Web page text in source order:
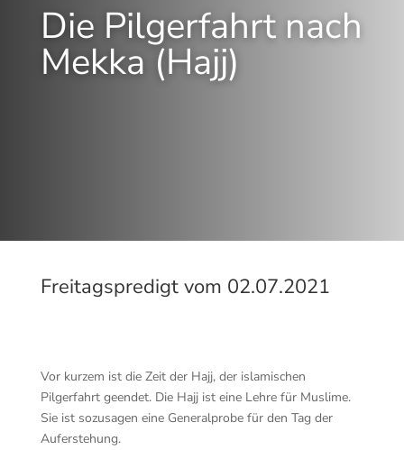
Die Pilgerfahrt nach
Mekka (Hajj)
Freitagspredigt vom 02.07.2021
Vor kurzem ist die Zeit der Hajj, der islamischen
Pilgerfahrt geendet. Die Hajj ist eine Lehre für Muslime.
Sie ist sozusagen eine Generalprobe für den Tag der
Auferstehung.